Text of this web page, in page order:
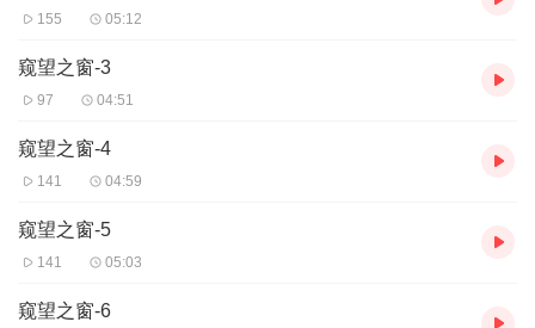
155 05:12
窥望之窗-3
97 04:51
窥望之窗-4
141 04:59
窥望之窗-5
141 05:03
窥望之窗-6